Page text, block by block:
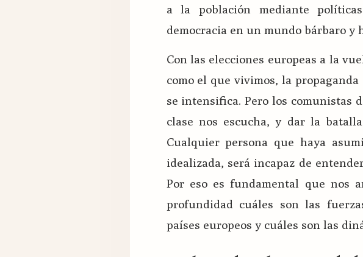
a la población mediante
democracia en un mundo bárbaro y
Con las elecciones europeas a la
como el que vivimos, la
se intensifica. Pero los comunistas
clase nos escucha, y dar la
Cualquier persona que haya
idealizada, será incapaz de
Por eso es fundamental que nos
profundidad cuáles son las
países europeos y cuáles son las